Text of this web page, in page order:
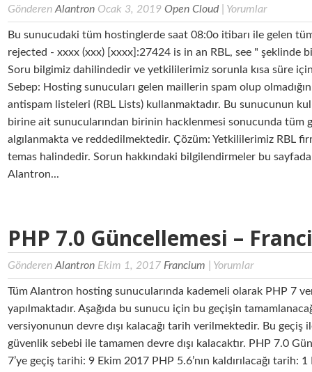
GönderenAlantron Ocak 3, 2019Open Cloud| Yorumlar
Bu sunucudaki tüm hostinglerde saat 08:0o itibarı ile gelen
rejected - xxxx (xxx) [xxxx]:27424 is in an RBL, see " şeklinde
Soru bilgimiz dahilindedir ve yetkililerimiz sorunla kısa süre
Sebep: Hosting sunucuları gelen maillerin spam olup
antispam listeleri (RBL Lists) kullanmaktadır. Bu sunucunun
birine ait sunucularından birinin hacklenmesi sonucunda tüm
algılanmakta ve reddedilmektedir. Çözüm: Yetkililerimiz RBL
temas halindedir. Sorun hakkındaki bilgilendirmeler bu
Alantron...
PHP 7.0 Güncellemesi –
GönderenAlantron Ekim 1, 2017 Francium Yorumlar
Tüm Alantron hosting sunucularında kademeli olarak PHP 7
yapılmaktadır. Aşağıda bu sunucu için bu geçişin
versiyonunun devre dışı kalacağı tarih verilmektedir. Bu geçiş
güvenlik sebebi ile tamamen devre dışı kalacaktır. PHP 7.0
7’ye geçiş tarihi: 9 Ekim 2017 PHP 5.6’nın kaldırılacağı tarih: